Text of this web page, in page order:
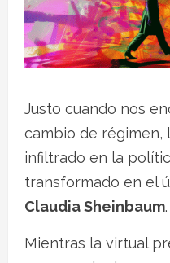
Justo cuando nos
cambio de régimen,
infiltrado en la
transformado en el
Claudia Sheinbaum.
Mientras la virtual